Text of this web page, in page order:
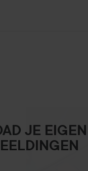
JE EIGEN